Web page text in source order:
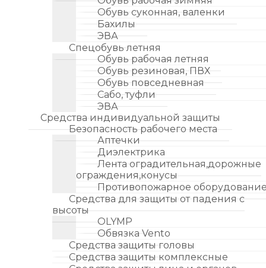
Обувь суконная, валенки
Бахилы
ЭВА
Спецобувь летняя
Обувь рабочая летняя
Обувь резиновая, ПВХ
Обувь повседневная
Сабо, туфли
ЭВА
Средства индивидуальной защиты
Безопасность рабочего места
Аптечки
Диэлектрика
Лента оградительная,дорожные
ограждения,конусы
Противопожарное
Средства для защиты от падения с
высоты
OLYMP
Обвязка Vento
Средства защиты головы
Средства защиты комплексные